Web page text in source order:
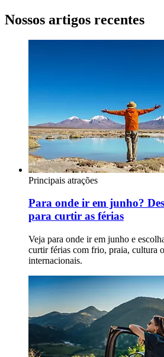
Nossos artigos recentes
Principais atrações
Para onde ir em junho?
para curtir as férias
Veja para onde ir em junho e
curtir férias com frio, praia, cultura
internacionais.